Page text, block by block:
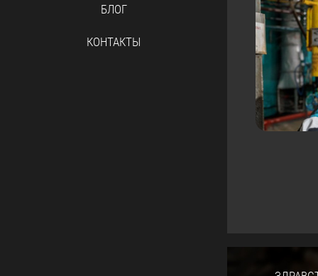
БЛОГ
КОНТАКТЫ